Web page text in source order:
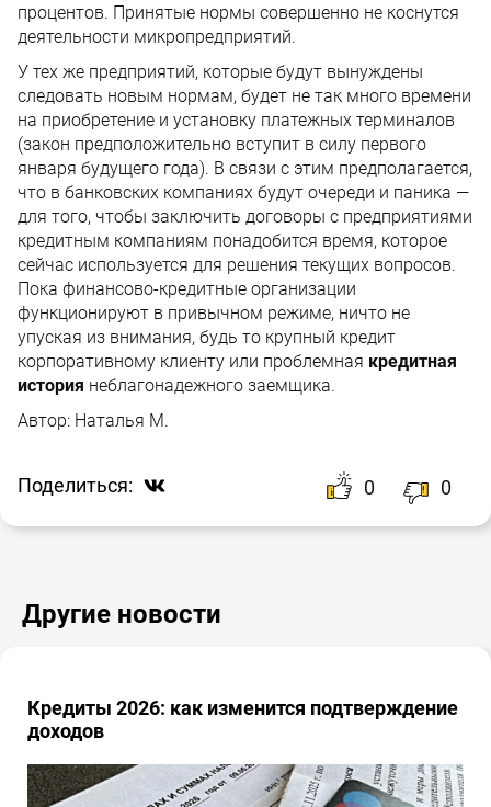
процентов. Принятые нормы совершенно не коснутся
деятельности микропредприятий.
У тех же предприятий, которые будут вынуждены
следовать новым нормам, будет не так много времени
на приобретение и установку платежных терминалов
(закон предположительно вступит в силу первого
января будущего года). В связи с этим предполагается,
что в банковских компаниях будут очереди и паника —
для того, чтобы заключить договоры с предприятиями
кредитным компаниям понадобится время, которое
сейчас используется для решения текущих вопросов.
Пока финансово-кредитные организации
функционируют в привычном режиме, ничто не
упуская из внимания, будь то крупный кредит
корпоративному клиенту или проблемная кредитная
история неблагонадежного заемщика.
Автор: Наталья М.
Поделиться: 0 0
Другие новости
Кредиты 2026: как изменится подтверждение
доходов